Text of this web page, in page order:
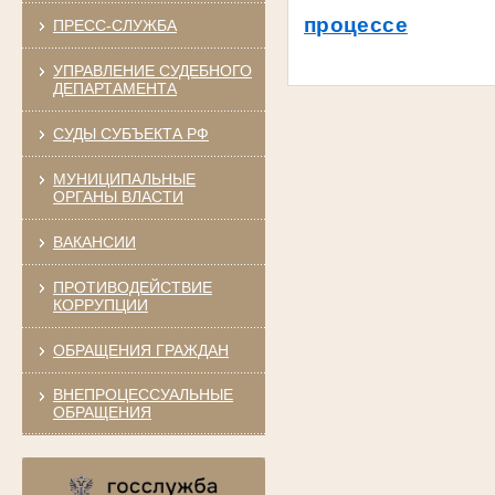
ПРЕСС-СЛУЖБА
УПРАВЛЕНИЕ СУДЕБНОГО
ДЕПАРТАМЕНТА
СУДЫ СУБЪЕКТА РФ
МУНИЦИПАЛЬНЫЕ
ОРГАНЫ ВЛАСТИ
ВАКАНСИИ
ПРОТИВОДЕЙСТВИЕ
КОРРУПЦИИ
ОБРАЩЕНИЯ ГРАЖДАН
ВНЕПРОЦЕССУАЛЬНЫЕ
ОБРАЩЕНИЯ
процессе